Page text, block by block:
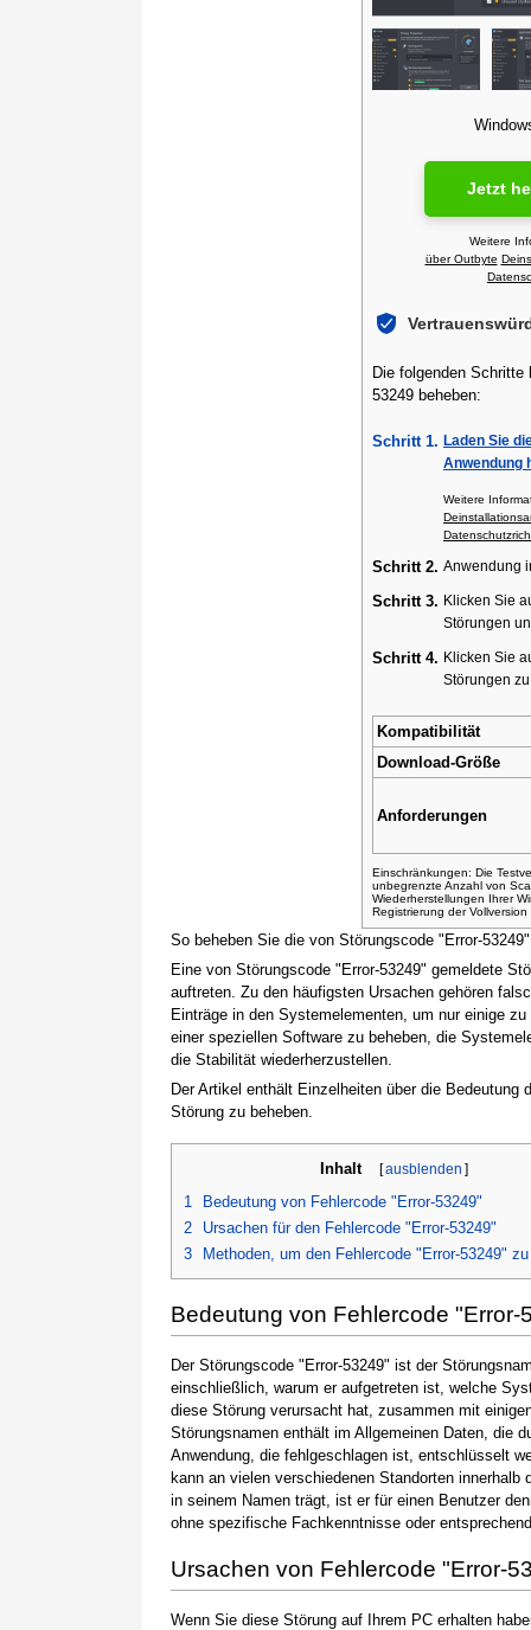
So beheben Sie die von Störungscode "Error-
Eine von Störungscode "Error-53249" gemeldete
auftreten. Zu den häufigsten Ursachen gehören
Einträge in den Systemelementen, um nur einige
einer speziellen Software zu beheben, die
die Stabilität wiederherzustellen.
Der Artikel enthält Einzelheiten über die
Störung zu beheben.
Inhalt [ ausblenden ]
1
Bedeutung von Fehlercode "Error-53249"
2
Ursachen für den Fehlercode "Error-53249"
3
Methoden, um den Fehlercode "Error-53249"
Bedeutung von Fehlercode "Error-
Der Störungscode "Error-53249" ist der
einschließlich, warum er aufgetreten ist, welche
diese Störung verursacht hat, zusammen mit
Störungsnamen enthält im Allgemeinen Daten, die
Anwendung, die fehlgeschlagen ist, entschlüsselt
kann an vielen verschiedenen Standorten
in seinem Namen trägt, ist er für einen Benutzer
ohne spezifische Fachkenntnisse oder
Ursachen von Fehlercode "Error-
Wenn Sie diese Störung auf Ihrem PC erhalten
Jetzt
Weitere
über Outbyte
Die folgenden Schritte
53249 beheben:
Schritt 1. Laden Sie
Anwendung
Weitere
Schritt 2. Anwendung
Schritt 3. Klicken Sie
Störungen
Schritt 4. Klicken Sie
Störungen
Kompatibilität
Download-Größe
Anforderungen
Einschränkungen: Die
unbegrenzte Anzahl von
Wiederherstellungen Ihrer
Registrierung der